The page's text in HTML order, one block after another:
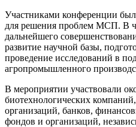
Участниками конференции
для решения проблем МСП. В
дальнейшего
развитие научной базы,
проведение исследований в
агропромышленного
В мероприятии участвовали
биотехнологических
организаций, банков,
фондов и организаций,